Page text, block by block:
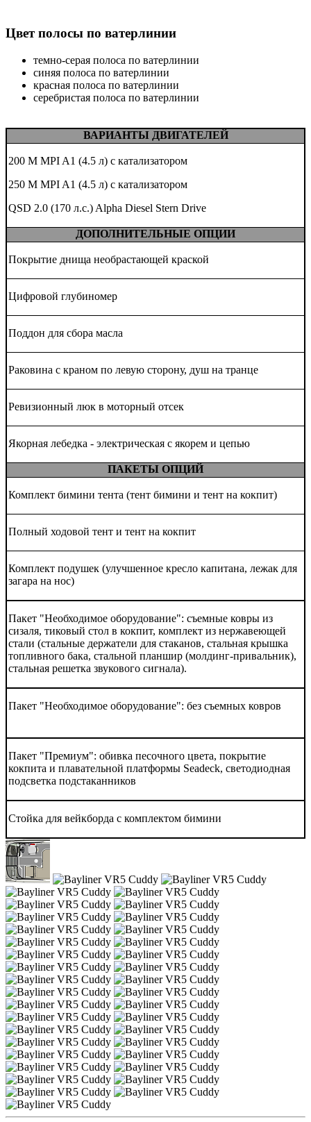
Цвет полосы по ватерлинии
темно-серая полоса по ватерлинии
синяя полоса по ватерлинии
красная полоса по ватерлинии
серебристая полоса по ватерлинии
ВАРИАНТЫ ДВИГАТЕЛЕЙ
200 M MPI A1 (4.5 л) с катализатором
250 M MPI A1 (4.5 л) с катализатором
QSD 2.0 (170 л.с.) Alpha Diesel Stern Drive
ДОПОЛНИТЕЛЬНЫЕ ОПЦИИ
Покрытие днища необрастающей краской
Цифровой глубиномер
Поддон для сбора масла
Раковина с краном по левую сторону, душ на транце
Ревизионный люк в моторный отсек
Якорная лебедка - электрическая с якорем и цепью
ПАКЕТЫ ОПЦИЙ
Комплект бимини тента (тент бимини и тент на кокпит)
Полный ходовой тент и тент на кокпит
Комплект подушек (улучшенное кресло капитана, лежак для
загара на нос)
Пакет "Необходимое оборудование": съемные ковры из
сизаля, тиковый стол в кокпит, комплект из нержавеющей
стали (стальные держатели для стаканов, стальная крышка
топливного бака, стальной планшир (молдинг-привальник),
стальная решетка звукового сигнала).
Пакет "Необходимое оборудование": без съемных ковров
Пакет "Премиум": обивка песочного цвета, покрытие
кокпита и плавательной платформы Seadeck, светодиодная
подсветка подстаканников
Стойка для вейкборда с комплектом бимини